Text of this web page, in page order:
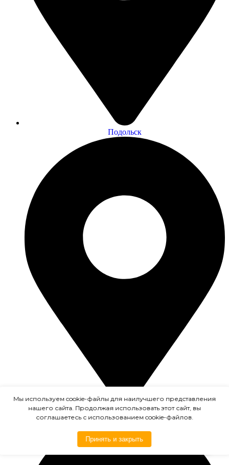
Подольск
Химки
Мы используем cookie-файлы для наилучшего представления
нашего сайта. Продолжая использовать этот сайт, вы
соглашаетесь с использованием cookie-файлов.
Принять и закрыть